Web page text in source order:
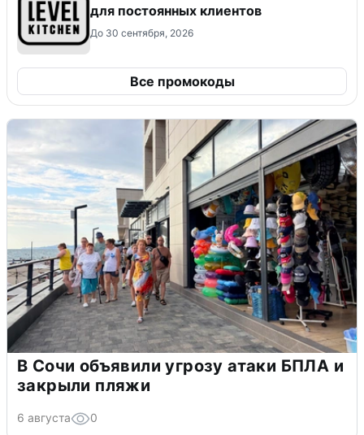
для постоянных клиентов
До 30 сентября, 2026
Все промокоды
В Сочи объявили угрозу атаки БПЛА и
закрыли пляжи
6 августа 0